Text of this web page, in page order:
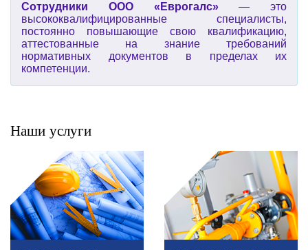
Сотрудники ООО «Еврогалс»— это
высококвалифицированные специалисты,
постоянно повышающие свою квалификацию,
аттестованные на знание требований
нормативных документов в пределах их
компетенции.
Наши услуги